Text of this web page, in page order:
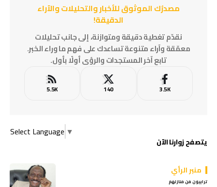
مصدرُك الموثوق للأخبار والتحليلات والآراء
الدقيقة!
نقدّم تغطية دقيقة ومتوازنة، إلى جانب تحليلات
معمّقة وآراء متنوعة تساعدك على فهم ما وراء الخبر.
تابع آخر المستجدات والرؤى أولًا بأول.
3.5K
140
5.5K
Select Language ▼
يتصفح زوارنا الآن
منبر الرأي
ترابيون من منازلهم